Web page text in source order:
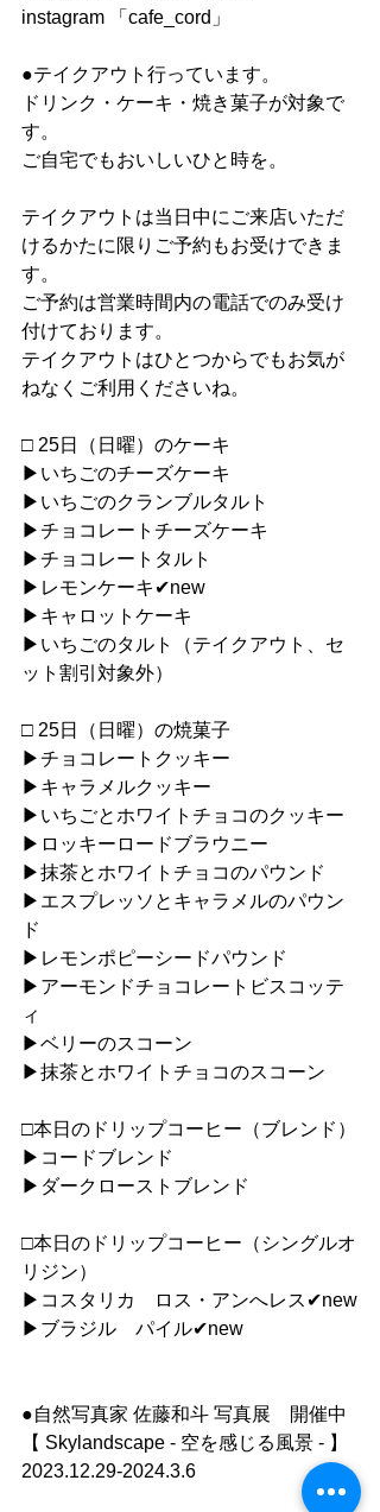
instagram 「cafe_cord」
●テイクアウト行っています。
ドリンク・ケーキ・焼き菓子が対象で
す。
ご自宅でもおいしいひと時を。
テイクアウトは当日中にご来店いただ
けるかたに限りご予約もお受けできま
す。
ご予約は営業時間内の電話でのみ受け
付けております。
テイクアウトはひとつからでもお気が
ねなくご利用くださいね。
□ 25日（日曜）のケーキ
▶︎いちごのチーズケーキ
▶︎いちごのクランブルタルト
▶︎チョコレートチーズケーキ
▶︎チョコレートタルト
▶︎レモンケーキ✔︎new
▶︎キャロットケーキ
▶︎いちごのタルト（テイクアウト、セ
ット割引対象外）
□ 25日（日曜）の焼菓子
▶︎チョコレートクッキー
▶︎キャラメルクッキー
▶︎いちごとホワイトチョコのクッキー
▶︎ロッキーロードブラウニー
▶︎抹茶とホワイトチョコのパウンド
▶︎エスプレッソとキャラメルのパウン
ド
▶︎レモンポピーシードパウンド
▶︎アーモンドチョコレートビスコッテ
ィ
▶︎ベリーのスコーン
▶︎抹茶とホワイトチョコのスコーン
□本日のドリップコーヒー（ブレンド）
▶︎コードブレンド
▶︎ダークローストブレンド
□本日のドリップコーヒー（シングルオ
リジン）
▶︎コスタリカ　ロス・アンへレス✔︎new
▶︎ブラジル　パイル✔︎new
●自然写真家 佐藤和斗 写真展　開催中
【 Skylandscape - 空を感じる風景 - 】
2023.12.29-2024.3.6